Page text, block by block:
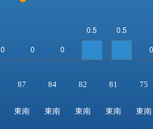
87 84 82 81 75
東南 東南 東南 東南 東南